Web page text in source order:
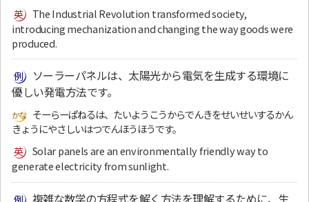
The Industrial Revolution transformed society,
introducing mechanization and changing the way goods were
produced.
ソーラーパネルは、太陽光から電気を生成する環境に
優しい発電方法です。
そーらーぱねるは、たいようこうからでんきをせいせいするかん
きょうにやさしいはつでんほうほうです。
Solar panels are an environmentally friendly way to
generate electricity from sunlight.
複雑な数学の方程式を解く方法を理解するために、生